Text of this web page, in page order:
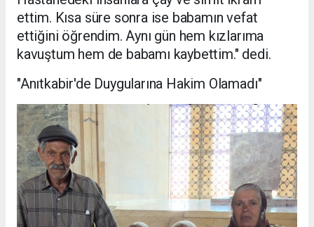
ettim. Kısa süre sonra ise babamın vefat
ettiğini öğrendim. Aynı gün hem kızlarıma
kavuştum hem de babamı kaybettim." dedi.
"Anıtkabir'de Duygularına Hakim Olamadı"